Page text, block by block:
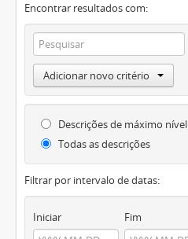
Encontrar resultados com:
Adicionar novo critério
Descrições de máximo nível
Todas as descrições
Filtrar por intervalo de datas:
Iniciar Fim